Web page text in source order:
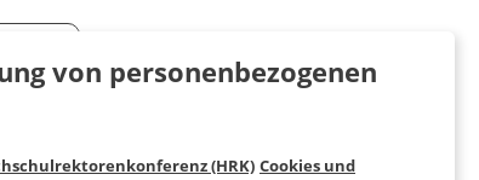
von personenbezogenen
(HRK) Cookies und